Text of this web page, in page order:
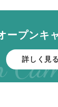
ープンキ
詳しく見る